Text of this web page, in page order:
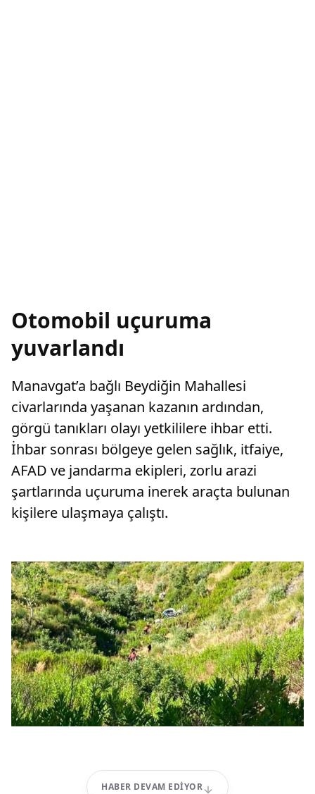
Otomobil uçuruma
yuvarlandı
Manavgat’a bağlı Beydiğin Mahallesi
civarlarında yaşanan kazanın ardından,
görgü tanıkları olayı yetkililere ihbar etti.
İhbar sonrası bölgeye gelen sağlık, itfaiye,
AFAD ve jandarma ekipleri, zorlu arazi
şartlarında uçuruma inerek araçta bulunan
kişilere ulaşmaya çalıştı.
HABER DEVAM EDIYOR